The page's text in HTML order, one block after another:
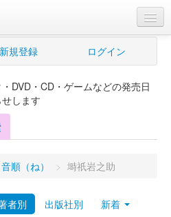
新規登録 ログイン
DVD・CD・ゲームなどの発売日
します
順（ね） > 塒祇岩之助
者別 出版社別
新着